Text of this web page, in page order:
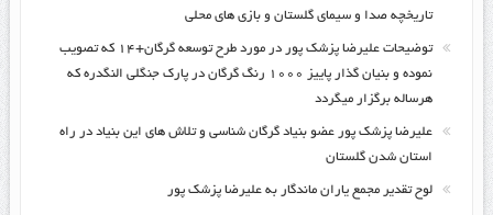
تاریخچه صدا و سیمای گلستان و بازی های محلی
توضیحات علیرضا پزشک پور در مورد طرح توسعه گرگان+۱۴ که تصویب
نموده و بنیان گذار پاییز ۱۰۰۰ رنگ گرگان در پارک جنگلی النگدره که
هرساله برگزار میگردد
علیرضا پزشک پور عضو بنیاد گرگان شناسی و تلاش های این بنیاد در راه
استان شدن گلستان
لوح تقدیر مجمع یاران ماندگار به علیرضا پزشک پور